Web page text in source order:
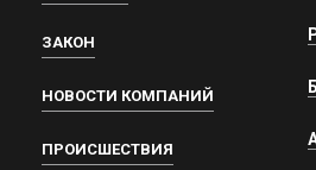
ЗАКОН
НОВОСТИ КОМПАНИЙ
ПРОИСШЕСТВИЯ